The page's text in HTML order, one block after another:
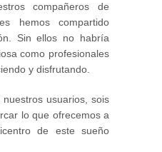
compañeros de
hemos compartido
Sin ellos no habría
como profesionales
y disfrutando.
usuarios, sois
lo que ofrecemos a
de este sueño